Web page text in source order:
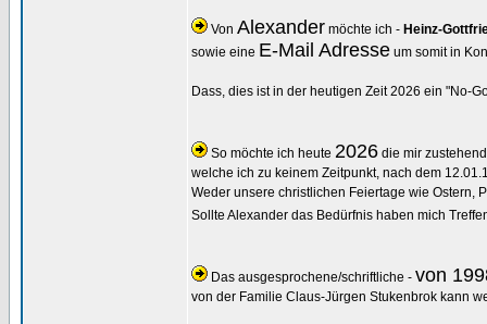
Von Alexander möchte ich - Heinz-
sowie eine E-Mail Adresse um somit in
Dass, dies ist in der heutigen Zeit 2026 ein "No-
So möchte ich heute 2026 die mir
welche ich zu keinem Zeitpunkt, nach dem
Weder unsere christlichen Feiertage wie Ostern,
Sollte Alexander das Bedürfnis haben mich
Das ausgesprochene/schriftliche - von
von der Familie Claus-Jürgen Stukenbrok kann